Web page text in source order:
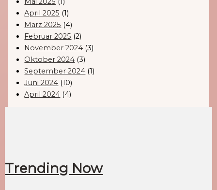
April 2025 (1)
März 2025 (4)
Februar 2025 (2)
November 2024 (3)
Oktober 2024 (3)
September 2024 (1)
Juni 2024 (10)
April 2024 (4)
Trending Now